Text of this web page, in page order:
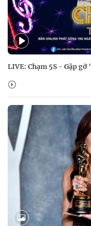
LIVE: Chạm 5S - Gặp